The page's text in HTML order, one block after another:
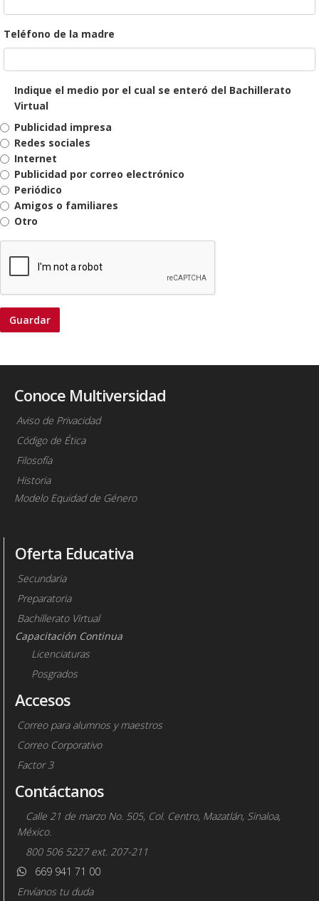
Teléfono de la madre
Indique el medio por el cual se enteró del Bachillerato
Virtual
Publicidad impresa
Redes sociales
Internet
Publicidad por correo electrónico
Periódico
Amigos o familiares
Otro
Conoce Multiversidad
Aviso de Privacidad
Código de Ética
Filosofía
Historia
Modelo Equidad de Género
Oferta Educativa
Secundaria
Preparatoria
Bachillerato Virtual
Capacitación Continua
Licenciaturas
Posgrados
Accesos
Correo para alumnos y maestros
Correo Corporativo
Factor 3
Contáctanos
Calle 21 de marzo No. 505, Col. Centro, Mazatlán, Sinaloa,
México.
800 506 5227 ext. 207-211
669 941 71 00
Envíanos tu duda